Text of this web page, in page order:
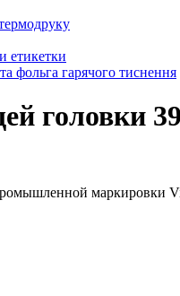
етикетки
фольга гарячого тиснення
головки
маркировки